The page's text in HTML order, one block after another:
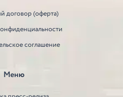
договор (оферта)
соглашение
Меню